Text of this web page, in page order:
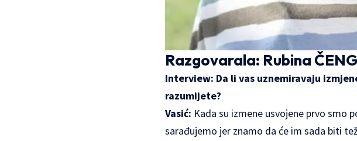
Razgovarala: Rubina
Interview: Da li vas uznemiravaju
razumijete?
Vasić: Kada su izmene usvojene prvo smo
sarađujemo jer znamo da će im sada biti